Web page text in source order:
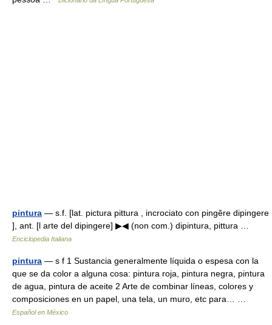
pintura — s.f. [lat. pictura pittura , incrociato con pingĕre dipingere
], ant. [l arte del dipingere] ▶◀ (non com.) dipintura, pittura …
Enciclopedia Italiana
pintura — s f 1 Sustancia generalmente líquida o espesa con la
que se da color a alguna cosa: pintura roja, pintura negra, pintura
de agua, pintura de aceite 2 Arte de combinar líneas, colores y
composiciones en un papel, una tela, un muro, etc para… …
Español en México